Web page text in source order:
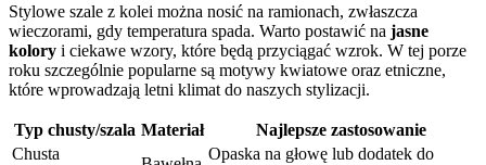
Stylowe szale z kolei można nosić na ramionach, zwłaszcza
wieczorami, gdy temperatura spada. Warto postawić na jasne
kolory i ciekawe wzory, które będą przyciągać wzrok. W tej porze
roku szczególnie popularne są motywy kwiatowe oraz etniczne,
które wprowadzają letni klimat do naszych stylizacji.
Typ chusty/szala Materiał
Najlepsze zastosowanie
Chusta
Opaska na głowę lub dodatek do